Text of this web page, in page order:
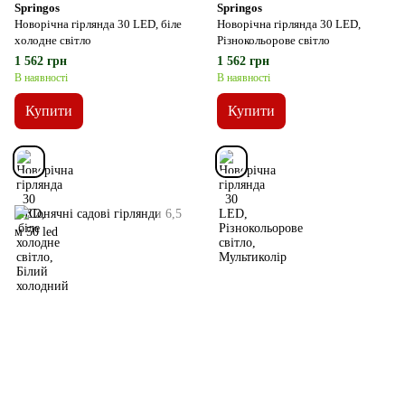
Springos
Новорічна гірлянда 30 LED, біле
холодне світло
1 562 грн
В наявності
Купити
Springos
Новорічна гірлянда 30 LED,
Різнокольорове світло
1 562 грн
В наявності
Купити